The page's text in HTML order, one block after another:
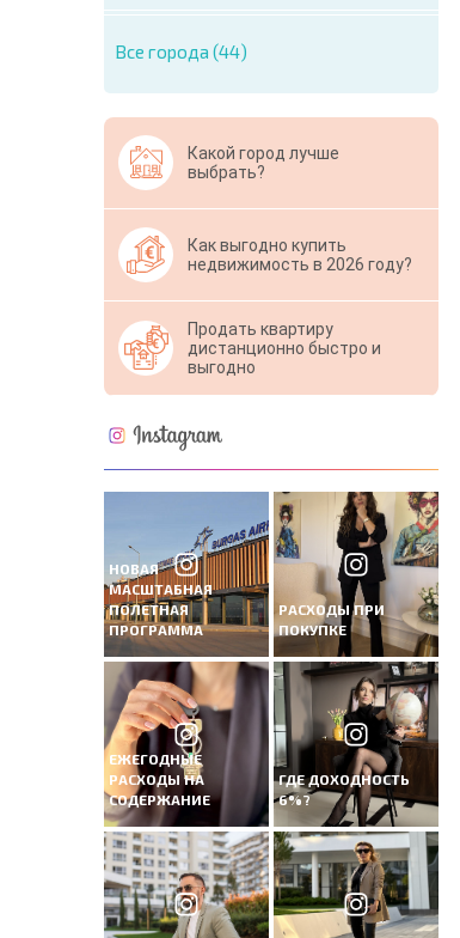
Все города (44)
Какой город лучше
выбрать?
Как выгодно купить
недвижимость в 2026 году?
Продать квартиру
дистанционно быстро и
выгодно
НОВАЯ
МАСШТАБНАЯ
ПОЛЕТНАЯ
ПРОГРАММА
РАСХОДЫ ПРИ
ПОКУПКЕ
ЕЖЕГОДНЫЕ
РАСХОДЫ НА
СОДЕРЖАНИЕ
ГДЕ ДОХОДНОСТЬ
6%?